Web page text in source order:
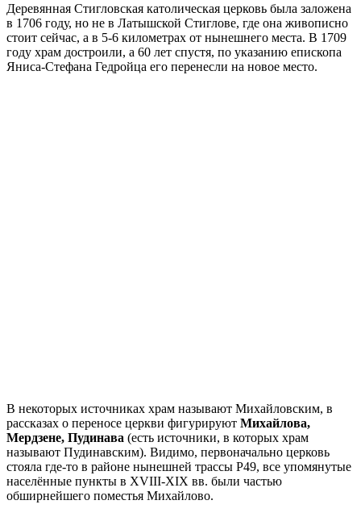
Деревянная Стигловская католическая церковь была заложена
в 1706 году, но не в Латышской Стиглове, где она живописно
стоит сейчас, а в 5-6 километрах от нынешнего места. В 1709
году храм достроили, а 60 лет спустя, по указанию епископа
Яниса-Стефана Гедройца его перенесли на новое место.
В некоторых источниках храм называют Михайловским, в
рассказах о переносе церкви фигурируют Михайлова,
Мердзене, Пудинава (есть источники, в которых храм
называют Пудинавским). Видимо, первоначально церковь
стояла где-то в районе нынешней трассы P49, все упомянутые
населённые пункты в XVIII-XIX вв. были частью
обширнейшего поместья Михайлово.